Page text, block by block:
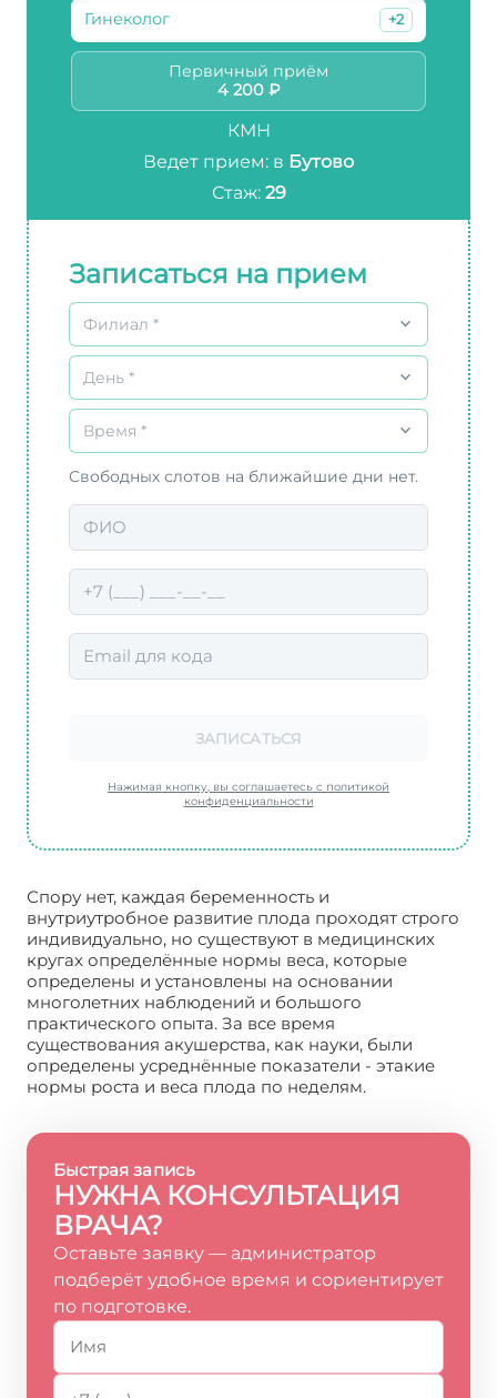
Гинеколог +2
Первичный приём
4 200 ₽
КМН
Ведет прием: в Бутово
Стаж: 29
Записаться на прием
Филиал *
День *
Время *
Свободных слотов на ближайшие дни нет.
ЗАПИСАТЬСЯ
Нажимая кнопку, вы соглашаетесь с политикой
конфиденциальности
Спору нет, каждая беременность и
внутриутробное развитие плода проходят строго
индивидуально, но существуют в медицинских
кругах определённые нормы веса, которые
определены и установлены на основании
многолетних наблюдений и большого
практического опыта. За все время
существования акушерства, как науки, были
определены усреднённые показатели - этакие
нормы роста и веса плода по неделям.
Быстрая запись
НУЖНА КОНСУЛЬТАЦИЯ
ВРАЧА?
Оставьте заявку — администратор
подберёт удобное время и сориентирует
по подготовке.